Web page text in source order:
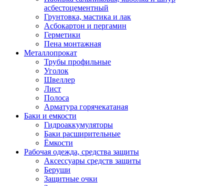
асбестоцементный
Грунтовка, мастика и лак
Асбокартон и пергамин
Герметики
Пена монтажная
Металлопрокат
Трубы профильные
Уголок
Швеллер
Лист
Полоса
Арматура горячекатаная
Баки и емкости
Гидроаккумуляторы
Баки расширительные
Ёмкости
Рабочая одежда, средства защиты
Аксессуары средств защиты
Беруши
Защитные очки